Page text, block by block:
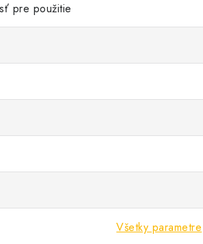
pre použitie
Všetky parametre